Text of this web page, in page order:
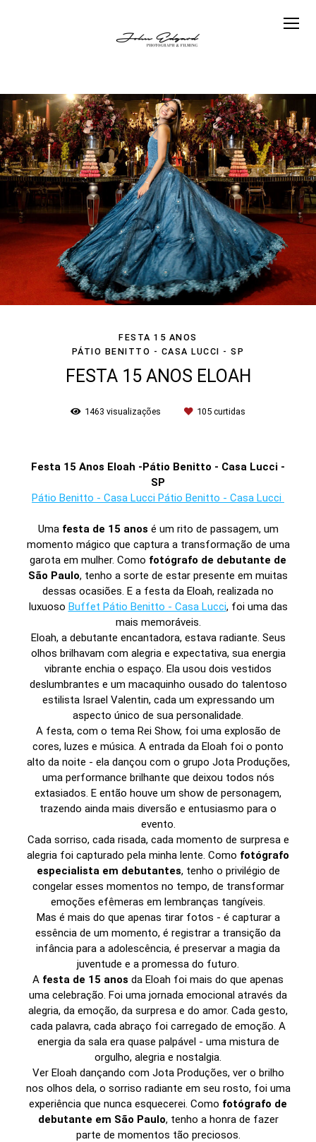
FESTA 15 ANOS
PÁTIO BENITTO - CASA LUCCI - SP
FESTA 15 ANOS ELOAH
1463 visualizações 105 curtidas
Festa 15 Anos Eloah -Pátio Benitto - Casa Lucci -
SP
Pátio Benitto - Casa Lucci Pátio Benitto - Casa Lucci
Umafesta de 15 anos é um rito de passagem, um
momento mágico que captura a transformação de uma
garota em mulher. Como fotógrafo de debutante de
São Paulo, tenho a sorte de estar presente em muitas
dessas ocasiões. E a festa da Eloah, realizada no
luxuoso Buffet Pátio Benitto - Casa Lucci, foi uma das
mais memoráveis.
Eloah, a debutante encantadora, estava radiante. Seus
olhos brilhavam com alegria e expectativa, sua energia
vibrante enchia o espaço. Ela usou dois vestidos
deslumbrantes e um macaquinho ousado do talentoso
estilista Israel Valentin, cada um expressando um
aspecto único de sua personalidade.
A festa, com o tema Rei Show, foi uma explosão de
cores, luzes e música. A entrada da Eloah foi o ponto
alto da noite - ela dançou com o grupo Jota Produções,
uma performance brilhante que deixou todos nós
extasiados. E então houve um show de personagem,
trazendo ainda mais diversão e entusiasmo para o
evento.
Cada sorriso, cada risada, cada momento de surpresa e
alegria foi capturado pela minha lente. Como fotógrafo
especialista em debutantes, tenho o privilégio de
congelar esses momentos no tempo, de transformar
emoções efêmeras em lembranças tangíveis.
Mas é mais do que apenas tirar fotos - é capturar a
essência de um momento, é registrar a transição da
infância para a adolescência, é preservar a magia da
juventude e a promessa do futuro.
A festa de 15 anos da Eloah foi mais do que apenas
uma celebração. Foi uma jornada emocional através da
alegria, da emoção, da surpresa e do amor. Cada gesto,
cada palavra, cada abraço foi carregado de emoção. A
energia da sala era quase palpável - uma mistura de
orgulho, alegria e nostalgia.
Ver Eloah dançando com Jota Produções, ver o brilho
nos olhos dela, o sorriso radiante em seu rosto, foi uma
experiência que nunca esquecerei. Como fotógrafo de
debutante em São Paulo, tenho a honra de fazer
parte de momentos tão preciosos.